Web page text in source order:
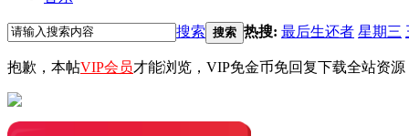
搜索 搜索 热搜: 最后生还者 星期三
抱歉，本帖VIP会员才能浏览，VIP免金币免回复下载全站资源